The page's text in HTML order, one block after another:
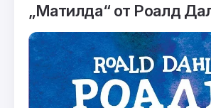
„Матилда“ от Роалд